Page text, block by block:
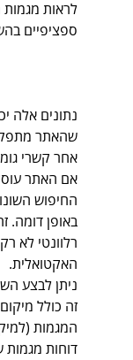
לראות מגמות
ספציפיים
נתונים אלה
שהאתר מתפקד
אחר קשרי
אם האתר
החיפוש
באופן דומה.
רלוונטי לא
האקטואלית.
ניתן לבצע
זה כולל
המגמות
דוחות